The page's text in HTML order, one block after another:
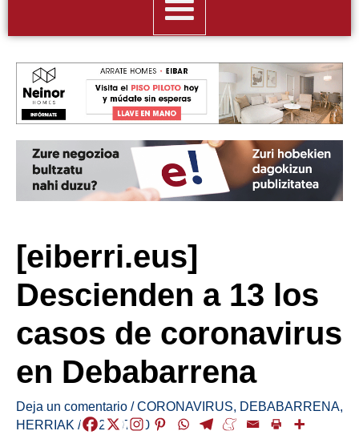
[eiberri.eus]
Descienden a 13 los
casos de coronavirus
en Debabarrena
Deja un comentario /CORONAVIRUS, DEBABARRENA,
HERRIAK /2020-07-30